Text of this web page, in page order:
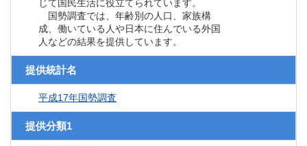
じて国民生活に役立てられています。
国勢調査では、年齢別の人口、家族構
成、働いている人や日本に住んでいる外国
人などの結果を提供しています。
提供統計名
平成17年国勢調査
提供分類1